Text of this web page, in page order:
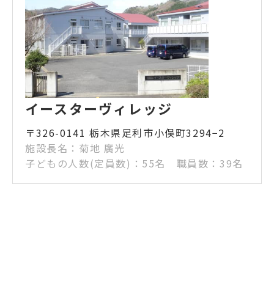
イースターヴィレッジ
〒326-0141 栃木県足利市小俣町3294−2
施設長名：菊地 廣光
子どもの人数(定員数)：55名 職員数：39名